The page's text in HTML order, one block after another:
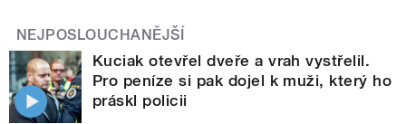
NEJPOSLOUCHANĚJŠÍ
Kuciak otevřel dveře a vrah vystřelil.
Pro peníze si pak dojel k muži, který ho
práskl policii